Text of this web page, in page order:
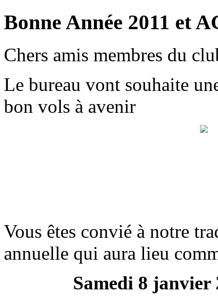
Bonne Année 2011 et
Chers amis membres du
Le bureau vont souhaite
bon vols à avenir
Vous êtes convié à notre
annuelle qui aura lieu
Samedi 8 janvier